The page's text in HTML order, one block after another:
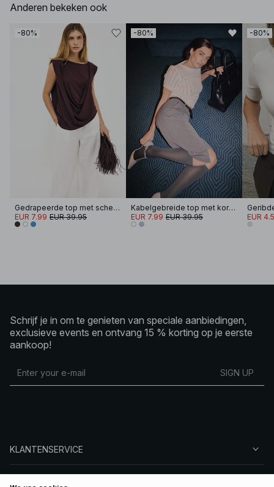
Anderen bekeken ook
-80%
Gedrapeerde top met scherpe schouders
EUR 7.99 EUR 39.95
-80%
Kabelgebreide top met korte mouwen
EUR 7.99 EUR 39.95
-80%
EUR
Schrijf je in om te genieten van speciale aanbiedingen,
exclusieve events en ontvang 15 % korting op je eerste
aankoop!
SIGN UP
KLANTENSERVICE